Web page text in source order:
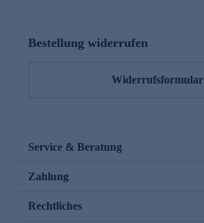
Bestellung widerrufen
Widerrufsformular
Service & Beratung
Zahlung
Rechtliches